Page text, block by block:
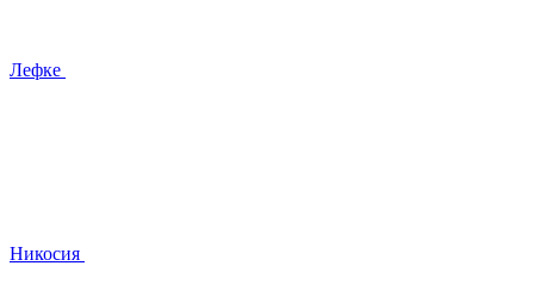
Лефке
Никосия